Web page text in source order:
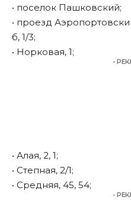
• поселок Пашковский;
• проезд
б, 1/3;
• Норковая, 1;
-
• Алая, 2, 1;
• Степная, 2/1;
• Средняя, 45, 54;
-